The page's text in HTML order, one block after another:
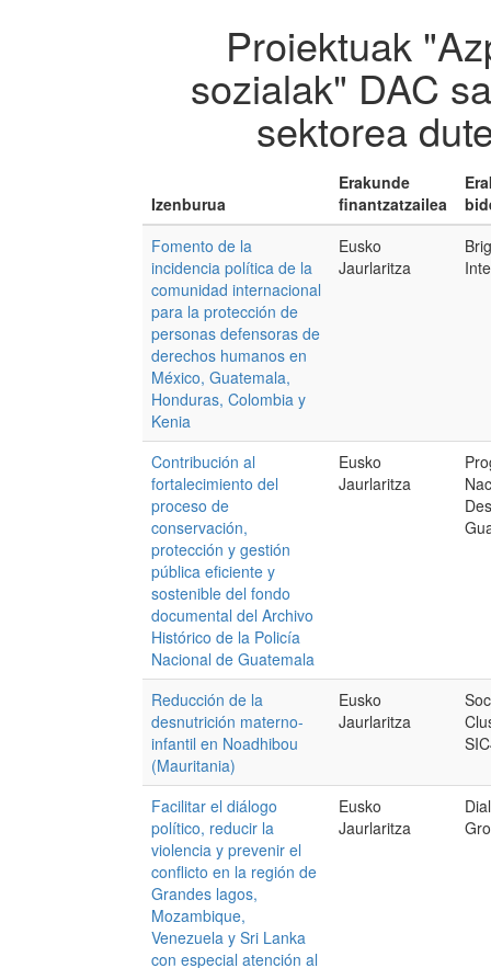
Proiektuak
sozialak" DAC
sektorea
Izenburua
Erakunde
finantzatzailea
Fomento de la
incidencia política de la
comunidad internacional
para la protección de
personas defensoras de
derechos humanos en
México, Guatemala,
Honduras, Colombia y
Kenia
Eusko
Jaurlaritza
Contribución al
fortalecimiento del
proceso de
conservación,
protección y gestión
pública eficiente y
sostenible del fondo
documental del Archivo
Histórico de la Policía
Nacional de Guatemala
Eusko
Jaurlaritza
Reducción de la
desnutrición materno-
infantil en Noadhibou
(Mauritania)
Eusko
Jaurlaritza
Facilitar el diálogo
político, reducir la
violencia y prevenir el
conflicto en la región de
Grandes lagos,
Mozambique,
Venezuela y Sri Lanka
con especial atención al
Eusko
Jaurlaritza